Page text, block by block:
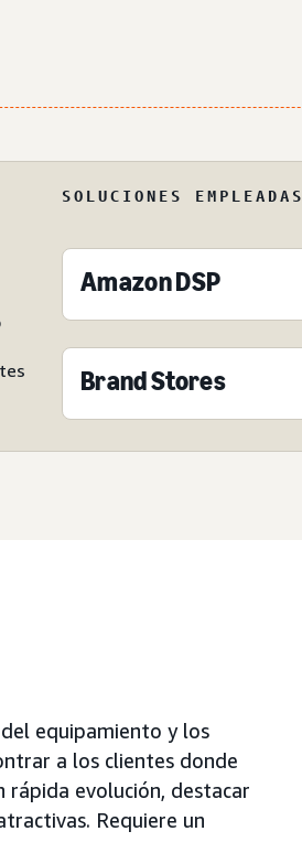
SOLUCIONES EMPLEADAS
Amazon DSP
Brand Stores
equipamiento y los
a los clientes donde
evolución, destacar
Requiere un